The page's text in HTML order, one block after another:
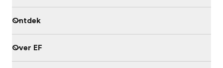
Ontdek
Over EF